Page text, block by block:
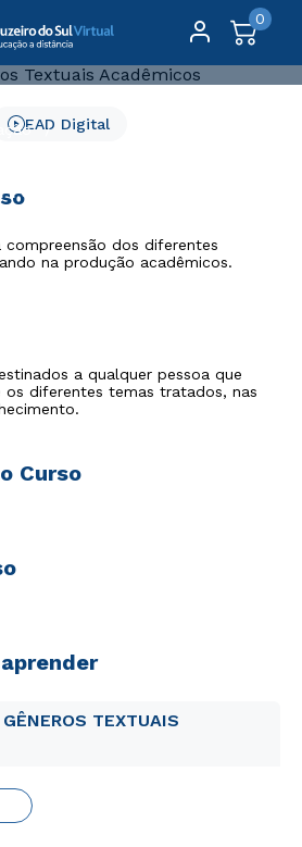
0
Gêneros
EAD Digital
compreensão dos diferentes
na produção acadêmicos.
a qualquer pessoa que
os diferentes temas tratados, nas
Curso
TEXTUAIS